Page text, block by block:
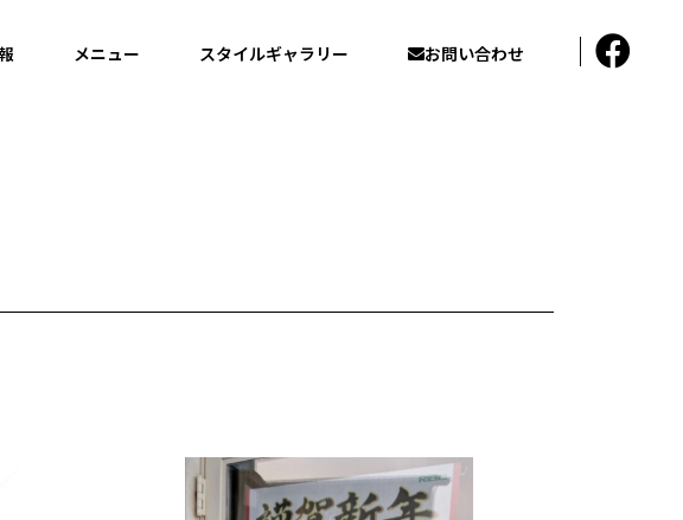
メニュー スタイルギャラリー お問い合わせ │